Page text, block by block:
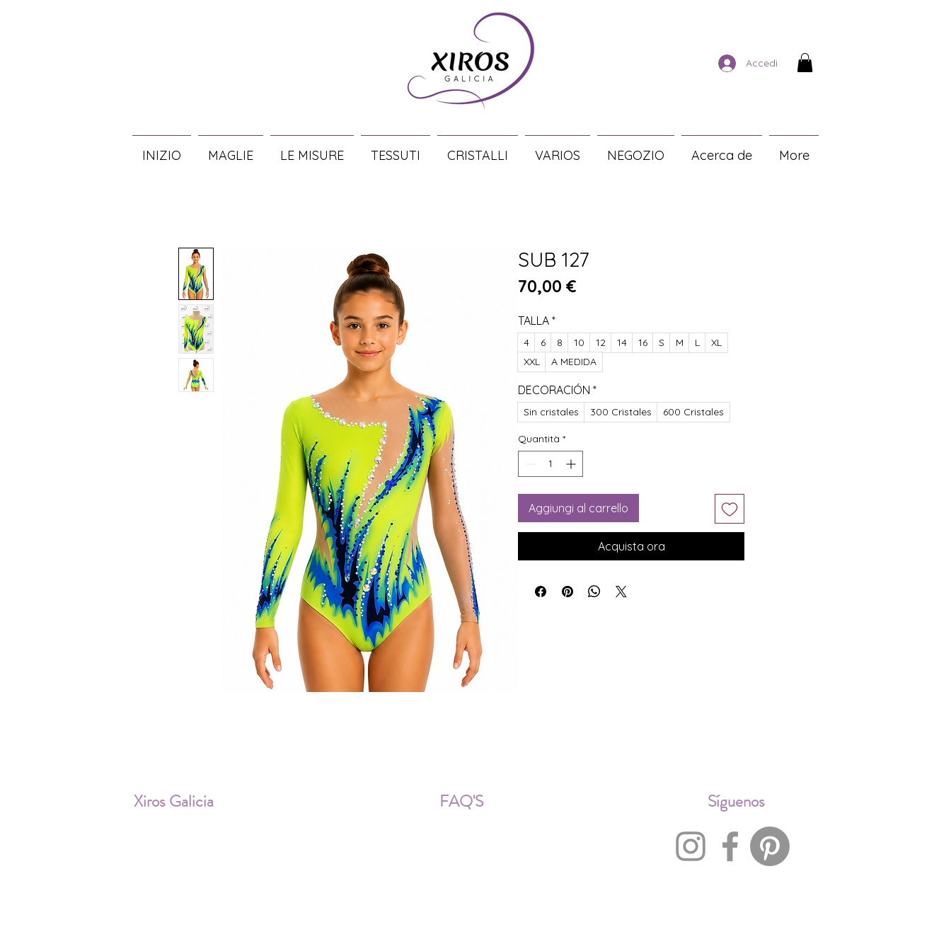
Accedi
INIZIO MAGLIE LE MISURE TESSUTI CRISTALLI VARIOS NEGOZIO Acerca de More
SUB 127
70,00 €
TALLA *
4 6 8 10 12 14 16 S M L
XL
XXL
A MEDIDA
DECORACIÓN *
Sin cristales 300 Cristales 600 Cristales
Quantità *
Aggiungi al carrello
Acquista ora
Xiros Galicia FAQ'S Síguenos